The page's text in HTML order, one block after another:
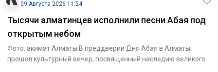
09 Августа 2026 11:24
Тысячи алматинцев исполнили песни Абая под
открытым небом
Фото: акимат Алматы В преддверии Дня Абая в Алматы
прошел культурный вечер, посвященный наследию великого